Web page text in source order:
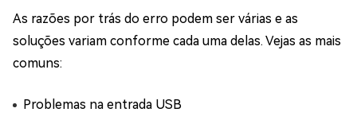
As razões por trás do erro podem ser várias e as
soluções variam conforme cada uma delas. Vejas as mais
comuns:
Problemas na entrada USB